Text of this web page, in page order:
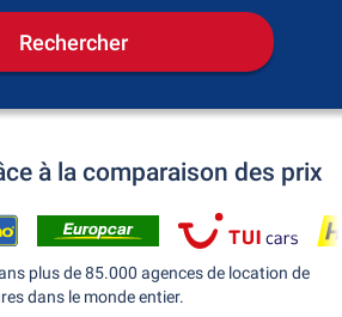
Rechercher
à la comparaison des prix
plus de 85.000 agences de location de
dans le monde entier.